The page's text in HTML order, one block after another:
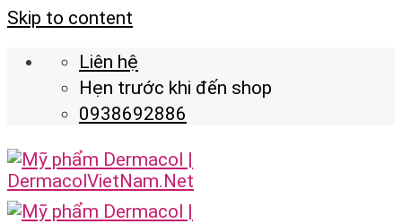
Skip to content
Liên hệ
Hẹn trước khi đến shop
0938692886